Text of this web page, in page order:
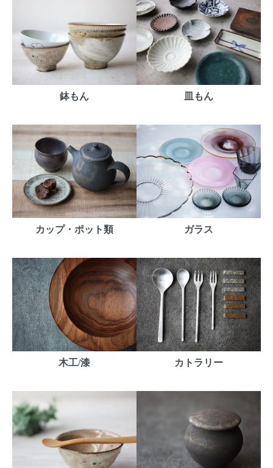
鉢もん 皿もん
カップ・ポット類 ガラス
木工/漆 カトラリー